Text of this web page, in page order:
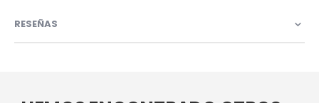
RESEÑAS